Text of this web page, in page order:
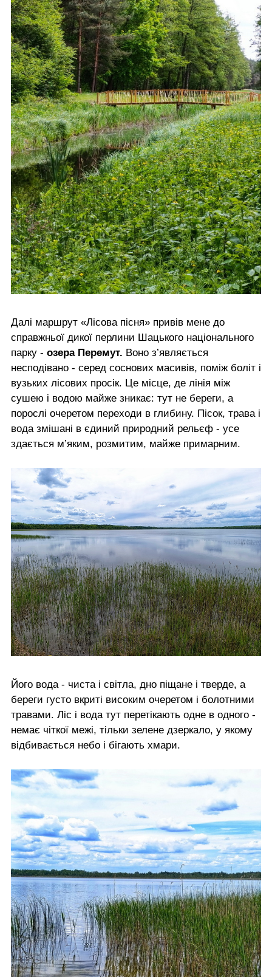
Далі маршрут «Лісова пісня» привів мене до
справжньої дикої перлини Шацького національного
парку - озера Перемут. Воно з’являється
несподівано - серед соснових масивів, поміж боліт і
вузьких лісових просік. Це місце, де лінія між
сушею і водою майже зникає: тут не береги, а
порослі очеретом переходи в глибину. Пісок, трава і
вода змішані в єдиний природний рельєф - усе
здається м’яким, розмитим, майже примарним.
Його вода - чиста і світла, дно піщане і тверде, а
береги густо вкриті високим очеретом і болотними
травами. Ліс і вода тут перетікають одне в одного -
немає чіткої межі, тільки зелене дзеркало, у якому
відбивається небо і бігають хмари.